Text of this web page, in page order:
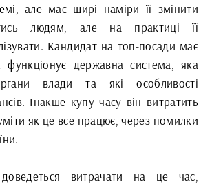
але має щирі наміри її змінити
людям, але на практиці її
Кандидат на топ-посади має
функціонує державна система, яка
влади та які особливості
Інакше купу часу він витратить
як це все працює, через помилки
витрачати на це час,